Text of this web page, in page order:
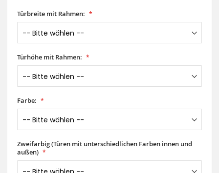
Türbreite mit Rahmen:
Türhöhe mit Rahmen:
Farbe:
Zweifarbig (Türen mit unterschiedlichen Farben innen und
außen)